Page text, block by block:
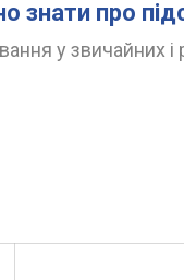
знати про
у звичайних